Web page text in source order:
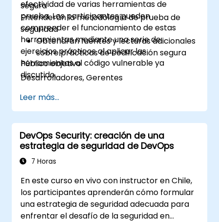
efectividad de varias herramientas de
prueba. Los participantes pueden
comprender el funcionamiento de estas
herramientas mediante una serie de
ejercicios prácticos al aplicar las
herramientas al código vulnerable ya
discutido.
segura
Entenderán la metodología de prueba de
seguridad
Obtendrán fuentes y lecturas adicionales
sobre prácticas de codificación segura
Público objetivo
Desarrolladores, Gerentes
Leer más...
DevOps Security: creación de una
estrategia de seguridad de DevOps
7 Horas
En este curso en vivo con instructor en Chile,
los participantes aprenderán cómo formular
una estrategia de seguridad adecuada para
enfrentar el desafío de la seguridad en